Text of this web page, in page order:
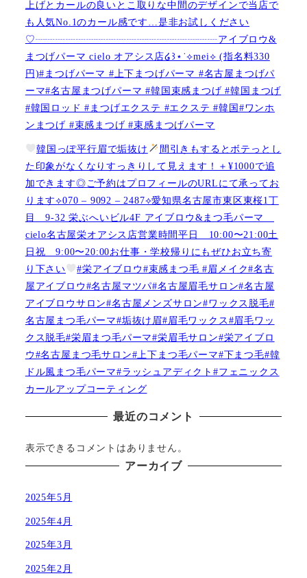
上げとカールの良いとこ取りな中間のデザインで当店で
も人気No.1のカール感です…是非お試しください️
♡┈┈┈┈┈┈┈┈┈┈┈┈┈┈┈┈┈┈アイブロウ&
まつげパーマ cielo オアシス店໒꒱⋆˙⟡︎mei⟡ (指名料330
円)#まつげパーマ #上下まつげパーマ #名古屋まつげパ
ーマ#名古屋まつげパーマ #韓国束感まつげ #韓国まつげ
#韓国ロッド #まつげエクステ #エクステ #韓国#ワンホ
ンまつげ #束感まつげ #束感まつげパーマ
韓国っぽ平行眉で垢抜け
間引きもするとボテっとし
た印象がなくなりすっきりして見えます！＋¥1000で追
加できます◎ご予約はプロフィールのURLにて承ってお
ります⟡070 – 9092 – 2487⟡愛知県名古屋市東区東桜1丁
目 9-32 栄ぶへいビル4F アイブロウ&まつ毛パーマ
cielo名古屋栄オアシス店営業時間平日 10:00〜21:00土
日祝 9:00〜20:00お仕事・学校帰りにもぜひお立ち寄
り下さい
#栄アイブロウ#束感まつ毛 #眉メイク#名古
屋アイブロウ#名古屋マツパ#名古屋眉毛サロン#名古屋
アイブロウサロン#名古屋メンズサロン#ワックス脱毛#
名古屋まつ毛パーマ#垢抜け眉#眉毛ワックス#眉毛ワッ
クス脱毛#栄眉まつ毛パーマ#栄眉毛サロン#栄アイブロ
ウ#名古屋まつ毛サロン#上下まつ毛パーマ#下まつ毛#韓
ドル風まつ毛パーマ#ラッシュアディクト#フェニックス
カールアップコーティング
最近のコメント
表示できるコメントはありません。
アーカイブ
2025年5月
2025年4月
2025年3月
2025年2月